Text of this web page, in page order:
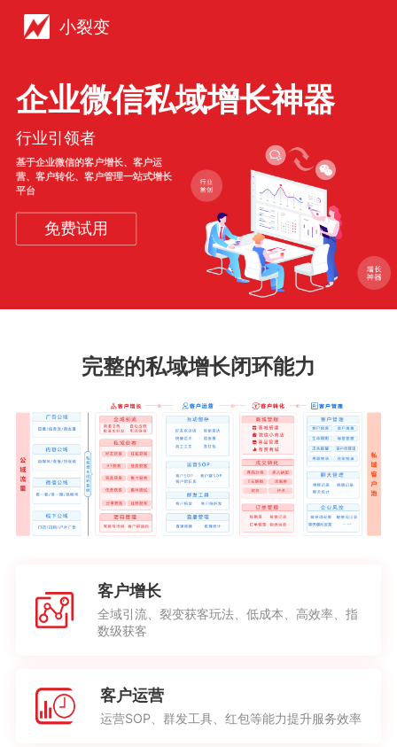
小裂变
企业微信私域增长神器
行业引领者
基于企业微信的客户增长、客户运
营、客户转化、客户管理一站式增长
平台
免费试用
完整的私域增长闭环能力
客户增长
全域引流、裂变获客玩法、低成本、高效率、指
数级获客
客户运营
运营SOP、群发工具、红包等能力提升服务效率